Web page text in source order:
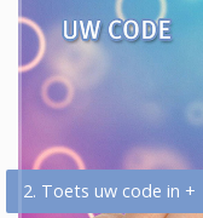
2. Toets uw code in +